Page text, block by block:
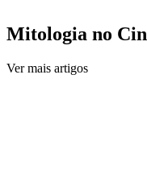
Mitologia no
Ver mais artigos